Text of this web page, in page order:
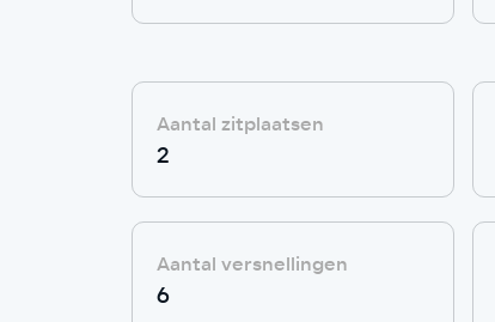
Aantal zitplaatsen
2
Aantal versnellingen
6